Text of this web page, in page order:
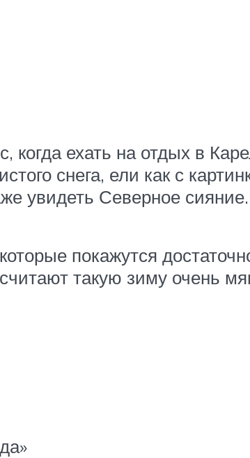
ехать на отдых в
снега, ели как с
увидеть Северное сияние.
покажутся
такую зиму очень